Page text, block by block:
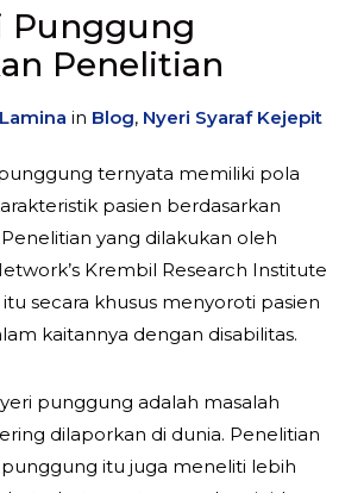
Punggung
Penelitian
in Blog, Nyeri Syaraf Kejepit
ternyata memiliki pola
pasien berdasarkan
yang dilakukan oleh
Krembil Research Institute
secara khusus menyoroti pasien
kaitannya dengan disabilitas.
punggung adalah masalah
dilaporkan di dunia. Penelitian
itu juga meneliti lebih